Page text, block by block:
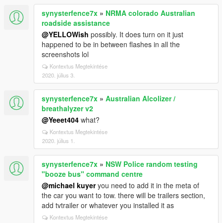
synysterfence7x » NRMA colorado Australian
roadside assistance
@YELLOWish possibly. It does turn on it just
happened to be in between flashes in all the
screenshots lol
Kontextus Megtekintése
2020. július 3.
synysterfence7x » Australian Alcolizer /
breathalyzer v2
@Yeeet404 what?
Kontextus Megtekintése
2020. július 1.
synysterfence7x » NSW Police random testing
"booze bus" command centre
@michael kuyeryou need to add it in the meta of
the car you want to tow. there will be trailers section,
add tvtrailer or whatever you installed it as
Kontextus Megtekintése